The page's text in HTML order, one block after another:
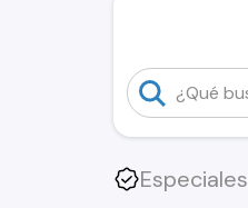
Especiales